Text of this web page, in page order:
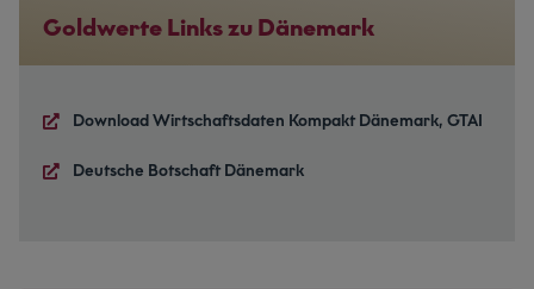
Goldwerte Links zu Dänemark
Download Wirtschaftsdaten Kompakt Dänemark, GTAI
Deutsche Botschaft Dänemark